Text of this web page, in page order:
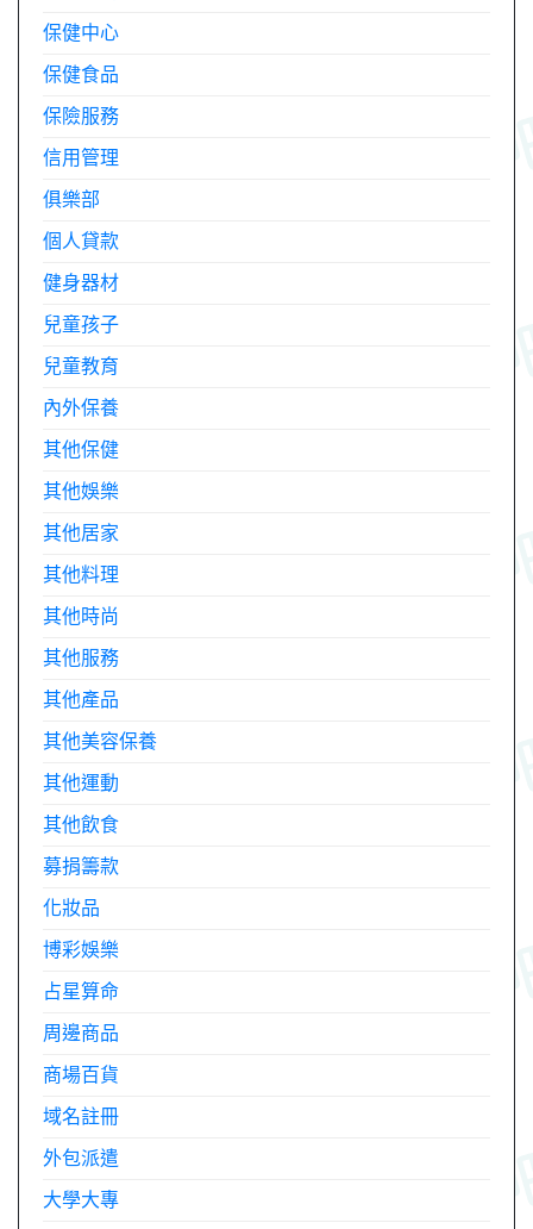
保健中心
保健食品
保險服務
信用管理
俱樂部
個人貸款
健身器材
兒童孩子
兒童教育
內外保養
其他保健
其他娛樂
其他居家
其他料理
其他時尚
其他服務
其他產品
其他美容保養
其他運動
其他飲食
募捐籌款
化妝品
博彩娛樂
占星算命
周邊商品
商場百貨
域名註冊
外包派遣
大學大專